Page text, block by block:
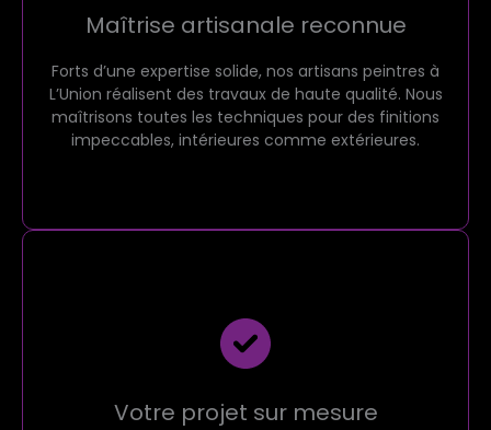
Maîtrise artisanale reconnue
Forts d’une expertise solide, nos artisans peintres à
L’Union réalisent des travaux de haute qualité. Nous
maîtrisons toutes les techniques pour des finitions
impeccables, intérieures comme extérieures.
Votre projet sur mesure